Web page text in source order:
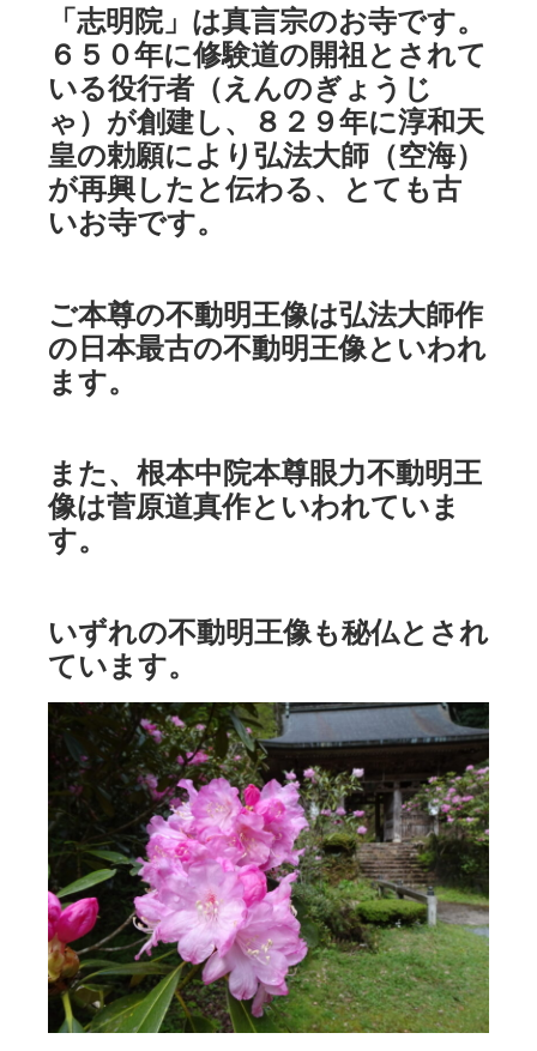
「志明院」は真言宗のお寺です。
６５０年に修験道の開祖とされて
いる役行者（えんのぎょうじ
ゃ）が創建し、８２９年に淳和天
皇の勅願により弘法大師（空海）
が再興したと伝わる、とても古
いお寺です。
ご本尊の不動明王像は弘法大師作
の日本最古の不動明王像といわれ
ます。
また、根本中院本尊眼力不動明王
像は菅原道真作といわれていま
す。
いずれの不動明王像も秘仏とされ
ています。